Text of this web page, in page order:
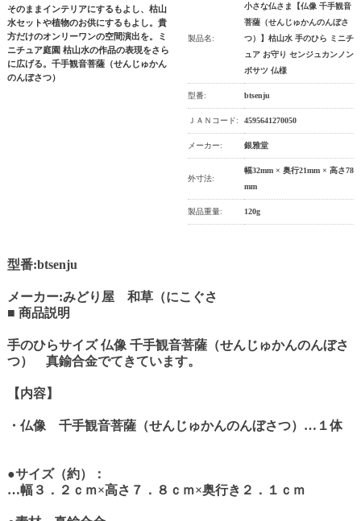
そのままインテリアにするもよし、枯山
水セットや植物のお供にするもよし。貴
方だけのオンリーワンの空間演出を。ミ
ニチュア庭園 枯山水の作品の表現をさら
に広げる。千手観音菩薩（せんじゅかん
のんぼさつ）
製品名:
小さな仏さま【仏像 千手観音
菩薩（せんじゅかんのんぼさ
つ）】枯山水 手のひら ミニチ
ュア お守り センジュカンノン
ボサツ 仏様
型番: btsenju
ＪＡＮコード: 4595641270050
メーカー: 銀雅堂
外寸法:
幅32mm × 奥行21mm × 高さ78
mm
製品重量: 120g
型番:btsenju
メーカー:みどり屋 和草（にこぐさ
■ 商品説明
手のひらサイズ 仏像 千手観音菩薩（せんじゅかんのんぼさ
つ） 真鍮合金でてきています。
【内容】
・仏像 千手観音菩薩（せんじゅかんのんぼさつ）…１体
●サイズ（約）：
…幅３．２ｃｍ×高さ７．８ｃｍ×奥行き２．１ｃｍ